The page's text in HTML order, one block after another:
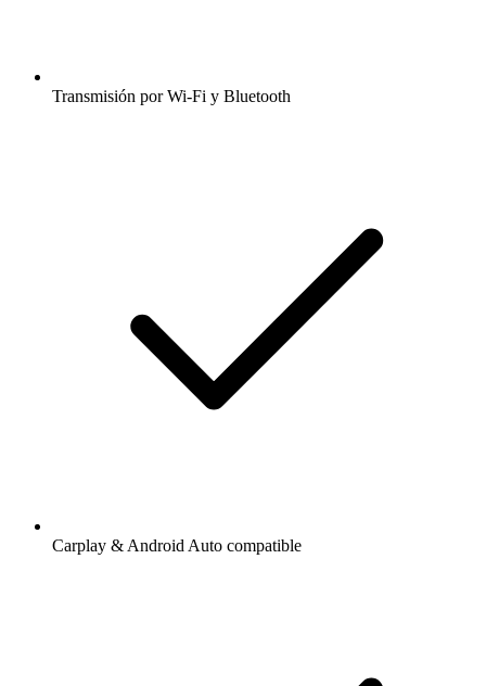
Transmisión por Wi-Fi y Bluetooth
Carplay & Android Auto compatible